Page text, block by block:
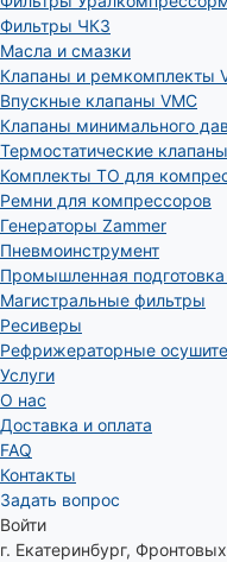
Фильтры ЧКЗ
Масла и смазки
Клапаны и ремкомплекты
Впускные клапаны VMC
Клапаны минимального
Термостатические
Комплекты ТО для
Ремни для компрессоров
Генераторы Zammer
Пневмоинструмент
Промышленная подготовка
Магистральные фильтры
Ресиверы
Рефрижераторные
Услуги
О нас
Доставка и оплата
FAQ
Контакты
Задать вопрос
Войти
г. Екатеринбург,